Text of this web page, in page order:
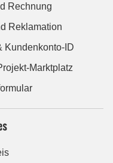
Rechnung
Reklamation
Kundenkonto-ID
Marktplatz